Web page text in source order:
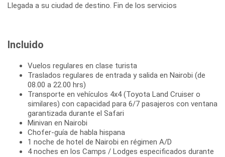
Llegada a su ciudad de destino. Fin de los servicios
Incluido
Vuelos regulares en clase turista
Traslados regulares de entrada y salida en Nairobi (de
08.00 a 22.00 hrs)
Transporte en vehículos 4x4 (Toyota Land Cruiser o
similares) con capacidad para 6/7 pasajeros con ventana
garantizada durante el Safari
Minivan en Nairobi
Chofer-guía de habla hispana
1 noche de hotel de Nairobi en régimen A/D
4 noches en los Camps / Lodges especificados durante